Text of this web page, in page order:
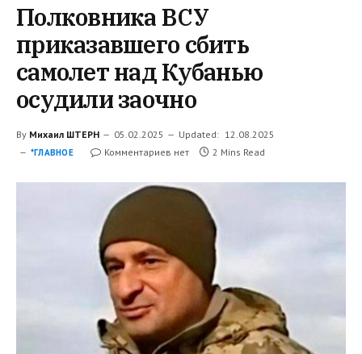
Полковника ВСУ
приказавшего сбить
самолет над Кубанью
осудили заочно
By Михаил ШТЕРН 05.02.2025 Updated: 12.08.2025
*ГЛАВНОЕ Комментариев нет 2 Mins Read